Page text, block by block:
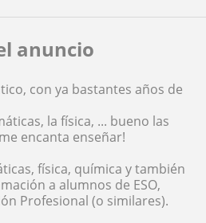
anuncio
con ya bastantes años de
la física, ... bueno las
encanta enseñar!
física, química y también
a alumnos de ESO,
Profesional (o similares).